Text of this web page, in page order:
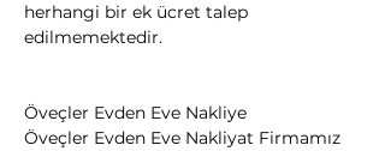
herhangi bir ek ücret talep
edilmemektedir.
Öveçler Evden Eve Nakliye
Öveçler Evden Eve Nakliyat Firmamız